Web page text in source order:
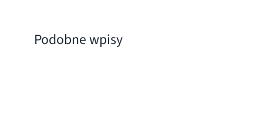
Podobne wpisy